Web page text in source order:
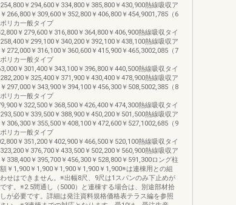
￥294,600￥334,800￥385,800￥430,900熱線吸収ア
266,800￥309,600￥352,800￥406,800￥454,9001,785（6
リカ一般タイプ
￥279,600￥316,800￥364,800￥406,900熱線吸収タイ
￥299,100￥340,200￥392,100￥438,100熱線吸収ア
272,000￥316,100￥360,600￥415,900￥465,3002,085（7
リカ一般タイプ
￥301,400￥343,100￥396,800￥440,500熱線吸収タイ
￥325,400￥371,900￥430,400￥478,900熱線吸収ア
297,000￥343,900￥394,100￥456,300￥508,5002,385（8
リカ一般タイプ
￥322,500￥368,500￥426,400￥474,300熱線吸収タイ
￥339,500￥388,900￥450,200￥501,500熱線吸収ア
306,300￥355,500￥408,100￥472,600￥527,1002,685（9
リカ一般タイプ
￥351,200￥402,900￥466,500￥520,100熱線吸収タイ
￥376,700￥433,500￥502,200￥560,900熱線吸収ア
338,400￥395,700￥456,300￥528,800￥591,300ロング柱
￥1,900￥1,900￥1,900￥1,900￥1,900※は連棟用との組
せはできません。※出幅8尺、9尺は1スパンのみ下止めが
す。※2.5間通し（5000）と連棟する場合は、別途部材拾
が必要です。詳細は発注資料規格価格表テラス編を参照